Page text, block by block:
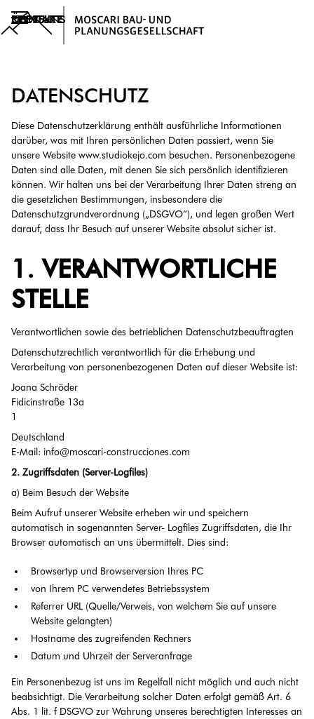
PROJEKTE
KONTAKT
ÜBER UNS
DATENSCHUTZ
Diese Datenschutzerklärung enthält ausführliche Informationen
darüber, was mit Ihren persönlichen Daten passiert, wenn Sie
unsere Website www.studiokejo.com besuchen. Personenbezogene
Daten sind alle Daten, mit denen Sie sich persönlich identifizieren
können. Wir halten uns bei der Verarbeitung Ihrer Daten streng an
die gesetzlichen Bestimmungen, insbesondere die
Datenschutzgrundverordnung („DSGVO“), und legen großen Wert
darauf, dass Ihr Besuch auf unserer Website absolut sicher ist.
1. VERANTWORTLICHE
STELLE
Verantwortlichen sowie des betrieblichen Datenschutzbeauftragten
Datenschutzrechtlich verantwortlich für die Erhebung und
Verarbeitung von personenbezogenen Daten auf dieser Website ist:
Joana Schröder
Fidicinstraße 13a
1
‍Deutschland
E-Mail: info@moscari-construcciones.com
2. Zugriffsdaten (Server-Logfiles)
a) Beim Besuch der Website
Beim Aufruf unserer Website erheben wir und speichern
automatisch in sogenannten Server- Logfiles Zugriffsdaten, die Ihr
Browser automatisch an uns übermittelt. Dies sind:
Browsertyp und Browserversion Ihres PC
von Ihrem PC verwendetes Betriebssystem
Referrer URL (Quelle/Verweis, von welchem Sie auf unsere
Website gelangten)
Hostname des zugreifenden Rechners
Datum und Uhrzeit der Serveranfrage
Ein Personenbezug ist uns im Regelfall nicht möglich und auch nicht
beabsichtigt. Die Verarbeitung solcher Daten erfolgt gemäß Art. 6
Abs. 1 lit. f DSGVO zur Wahrung unseres berechtigten Interesses an